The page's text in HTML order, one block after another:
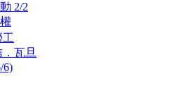
2/2
工
瓦旦
6)